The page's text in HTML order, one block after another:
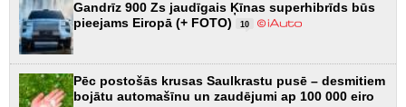
Gandrīz 900 Zs jaudīgais Ķīnas superhibrīds būs
pieejams Eiropā (+ FOTO)
10
Pēc postošās krusas Saulkrastu pusē – desmitiem
bojātu automašīnu un zaudējumi ap 100 000 eiro